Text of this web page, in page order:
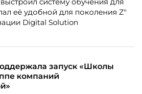
её удобной для поколения Z"
Digital Solution
запуск «Школы
компаний